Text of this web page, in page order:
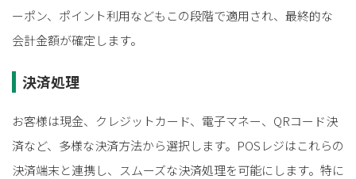
ーポン、ポイント利用などもこの段階で適用され、最終的な
会計金額が確定します。
決済処理
お客様は現金、クレジットカード、電子マネー、QRコード決
済など、多様な決済方法から選択します。POSレジはこれらの
決済端末と連携し、スムーズな決済処理を可能にします。特に